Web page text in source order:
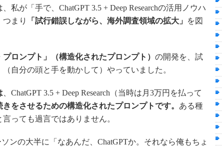
私が「手で、ChatGPT 3.5 + Deep Researchの活用ノウハ
まり
「試行錯誤しながら、海外調査領域の拡大」
を図
プロンプト」（構造化されたプロンプト） の開発を、試
自分の頭と手を動かして）やっていました。
、ChatGPT 3.5 + Deep Research（当時は月3万円を払って
をさせるための構造化されたプロンプトです。 ある種
っても過言ではありません。
ンの大半に「なあんだ、ChatGPTか。それなら俺もちょ